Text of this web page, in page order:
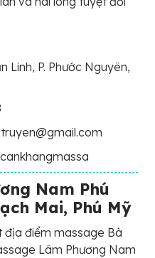
Linh, P. Phước Nguyên,
Nam Phú
Mai, Phú Mỹ
địa điểm massage Bà
Lâm Phương Nam